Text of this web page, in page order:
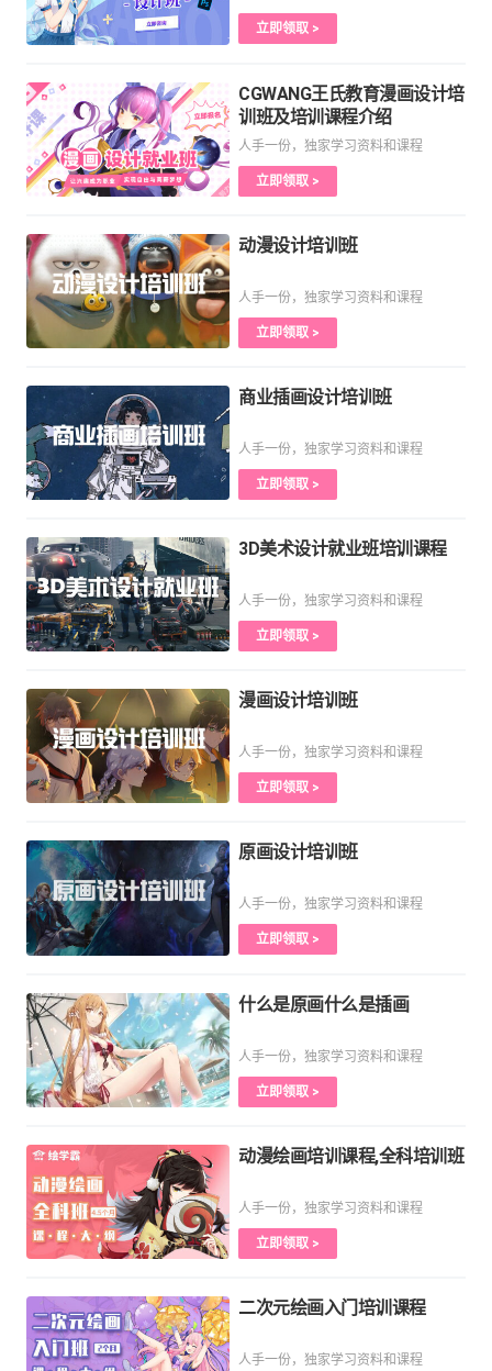
立即领取 >
CGWANG王氏教育漫画设计培
训班及培训课程介绍
人手一份，独家学习资料和课程
立即领取 >
动漫设计培训班
人手一份，独家学习资料和课程
立即领取 >
商业插画设计培训班
人手一份，独家学习资料和课程
立即领取 >
3D美术设计就业班培训课程
人手一份，独家学习资料和课程
立即领取 >
漫画设计培训班
人手一份，独家学习资料和课程
立即领取 >
原画设计培训班
人手一份，独家学习资料和课程
立即领取 >
什么是原画什么是插画
人手一份，独家学习资料和课程
立即领取 >
动漫绘画培训课程,全科培训班
人手一份，独家学习资料和课程
立即领取 >
二次元绘画入门培训课程
人手一份，独家学习资料和课程